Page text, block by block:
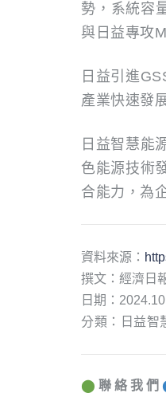
勢，系統容
與日益專攻
日益引進
產業快速發
日益智慧能
色能源技術
合能力，為
資料來源：
撰文：經濟日
日期：
分類：
日益
⬤ 聯 絡 我 們